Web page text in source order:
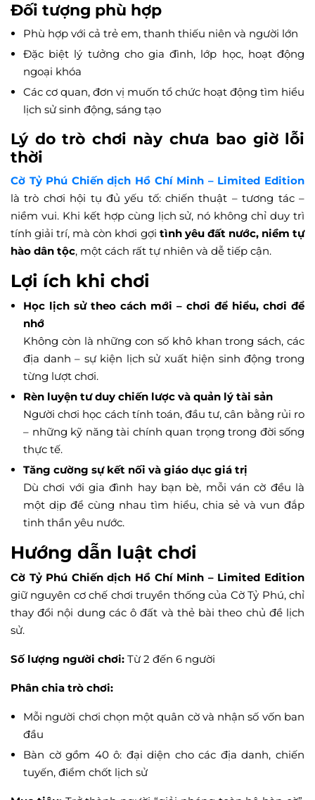
Đối tượng phù hợp
Phù hợp với cả trẻ em, thanh thiếu niên và người lớn
Đặc biệt lý tưởng cho gia đình, lớp học, hoạt động
ngoại khóa
Các cơ quan, đơn vị muốn tổ chức hoạt động tìm hiểu
lịch sử sinh động, sáng tạo
Lý do trò chơi này chưa bao giờ lỗi
thời
Cờ Tỷ Phú Chiến dịch Hồ Chí Minh – Limited Edition
là trò chơi hội tụ đủ yếu tố: chiến thuật – tương tác –
niềm vui. Khi kết hợp cùng lịch sử, nó không chỉ duy trì
tính giải trí, mà còn khơi gợi tình yêu đất nước, niềm tự
hào dân tộc, một cách rất tự nhiên và dễ tiếp cận.
Lợi ích khi chơi
Học lịch sử theo cách mới – chơi để hiểu, chơi để
nhớ
Không còn là những con số khô khan trong sách, các
địa danh – sự kiện lịch sử xuất hiện sinh động trong
từng lượt chơi.
Rèn luyện tư duy chiến lược và quản lý tài sản
Người chơi học cách tính toán, đầu tư, cân bằng rủi ro
– những kỹ năng tài chính quan trọng trong đời sống
thực tế.
Tăng cường sự kết nối và giáo dục giá trị
Dù chơi với gia đình hay bạn bè, mỗi ván cờ đều là
một dịp để cùng nhau tìm hiểu, chia sẻ và vun đắp
tinh thần yêu nước.
Hướng dẫn luật chơi
Cờ Tỷ Phú Chiến dịch Hồ Chí Minh – Limited Edition
giữ nguyên cơ chế chơi truyền thống của Cờ Tỷ Phú, chỉ
thay đổi nội dung các ô đất và thẻ bài theo chủ đề lịch
sử.
Số lượng người chơi: Từ 2 đến 6 người
Phân chia trò chơi:
Mỗi người chơi chọn một quân cờ và nhận số vốn ban
đầu
Bàn cờ gồm 40 ô: đại diện cho các địa danh, chiến
tuyến, điểm chốt lịch sử